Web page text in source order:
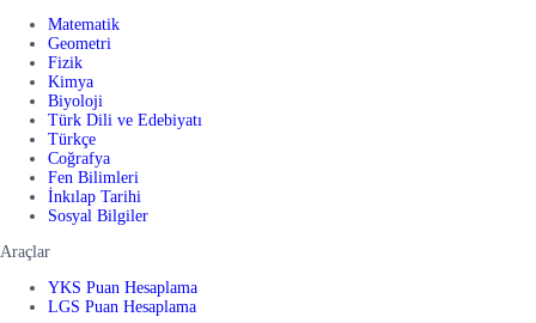
Matematik
Geometri
Fizik
Kimya
Biyoloji
Türk Dili ve Edebiyatı
Türkçe
Coğrafya
Fen Bilimleri
İnkılap Tarihi
Sosyal Bilgiler
Araçlar
YKS Puan Hesaplama
LGS Puan Hesaplama